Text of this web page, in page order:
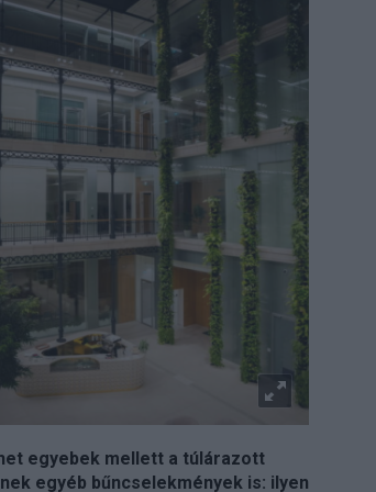
egyebek mellett a túlárazott
egyéb bűncselekmények is: ilyen